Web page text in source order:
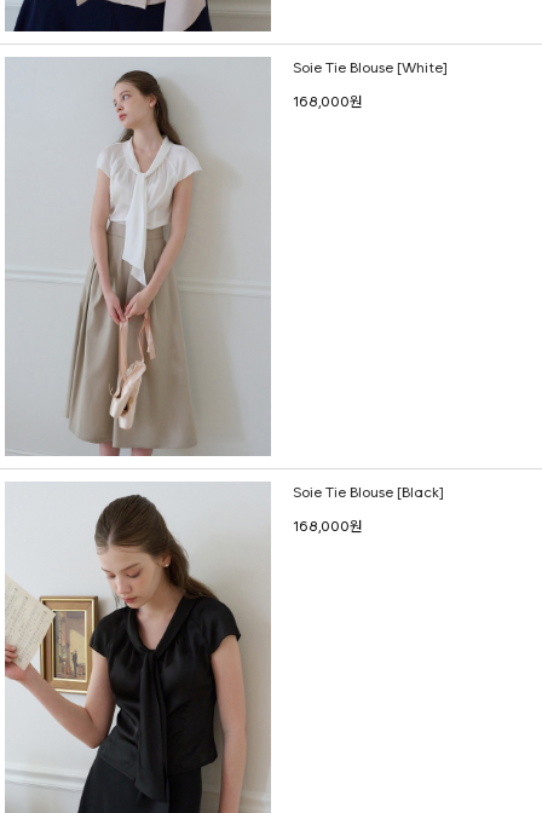
Soie Tie Blouse [White]
168,000원
Soie Tie Blouse [Black]
168,000원